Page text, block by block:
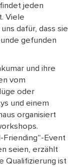
jeden
Viele
dafür, dass sie
gefunden
und ihre
vom
oder
und einem
organisiert
Friending“-Event
seien, erzählt
Qualifizierung ist